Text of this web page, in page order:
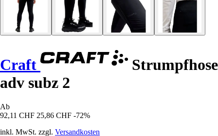
Craft
Strumpfhose
adv subz 2
Ab
92,11 CHF 25,86 CHF -72%
inkl. MwSt. zzgl. Versandkosten